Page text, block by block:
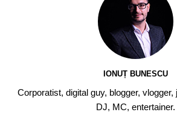
IONUȚ BUNESCU
Corporatist, digital guy, blogger,
DJ, MC, entertainer.